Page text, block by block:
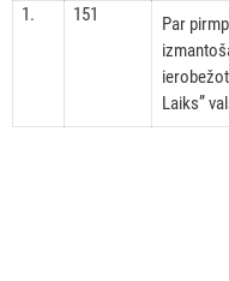
1. 151
Par
Laiks”